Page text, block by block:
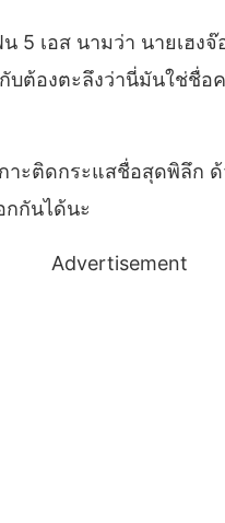
เอส นามว่า นายเฮ
ต้องตะลึงว่านี่มันใช่ชื่
กาะติดกระแสชื่อสุดพิ
กกันได้นะ
Advertisement